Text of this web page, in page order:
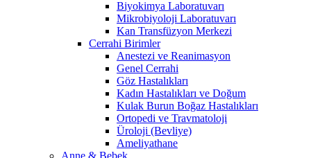
Biyokimya Laboratuvarı
Mikrobiyoloji Laboratuvarı
Kan Transfüzyon Merkezi
Cerrahi Birimler
Anestezi ve Reanimasyon
Genel Cerrahi
Göz Hastalıkları
Kadın Hastalıkları ve Doğum
Kulak Burun Boğaz Hastalıkları
Ortopedi ve Travmatoloji
Üroloji (Bevliye)
Ameliyathane
Anne & Bebek